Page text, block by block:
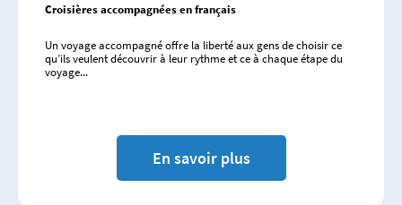
Croisières accompagnées en français
Un voyage accompagné offre la liberté aux gens de choisir ce
qu’ils veulent découvrir à leur rythme et ce à chaque étape du
voyage...
En savoir plus